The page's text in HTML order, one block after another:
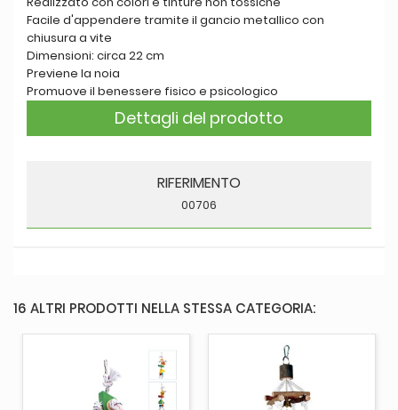
Facile d'appendere tramite il gancio metallico con
chiusura a vite
Dimensioni: circa 22 cm
Previene la noia
Promuove il benessere fisico e psicologico
Dettagli del prodotto
RIFERIMENTO
00706
16 ALTRI PRODOTTI NELLA STESSA CATEGORIA: